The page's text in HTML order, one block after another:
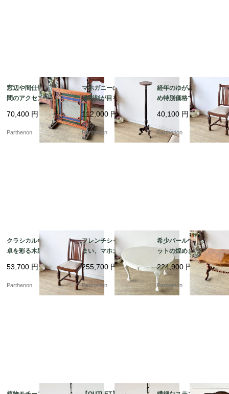
窓辺や間仕切りに、空
間のアクセントとなる
美しい幾何学デザイ
ン。色鮮やかなテクス
チャガラスが彩る、木
枠付きステンドグラス
70,400 円
Parthenon
マホガニーの美しい縦
溝彫刻が目を惹く、空
間を優雅に彩るスリム
なフォルムの花台・ラ
ンプスタンド【fo15
1】
112,000 円
Parthenon
経年のゆがみがあるた
め特別価格でのご案
内。バルボスレッグが
映えるオーク材ダイニ
ングチェア【ds57-2】
40,100 円
Parthenon
クラシカルな書斎や食
卓を彩る木製椅子。優
美なバルボスレッグが
目を引くオーク材ダイ
ニングチェア【ds57-
53,700 円
Parthenon
フレンチシャビーな佇
まい、マホガニーのエ
クステンション・ダイ
ニングテーブル【t32
4】
255,700 円
Parthenon
希少バールウォールナ
ットの煌めき。美しい
波型天板とツイストレ
ッグのセンターテーブ
ル【t329】
224,900 円
Parthenon